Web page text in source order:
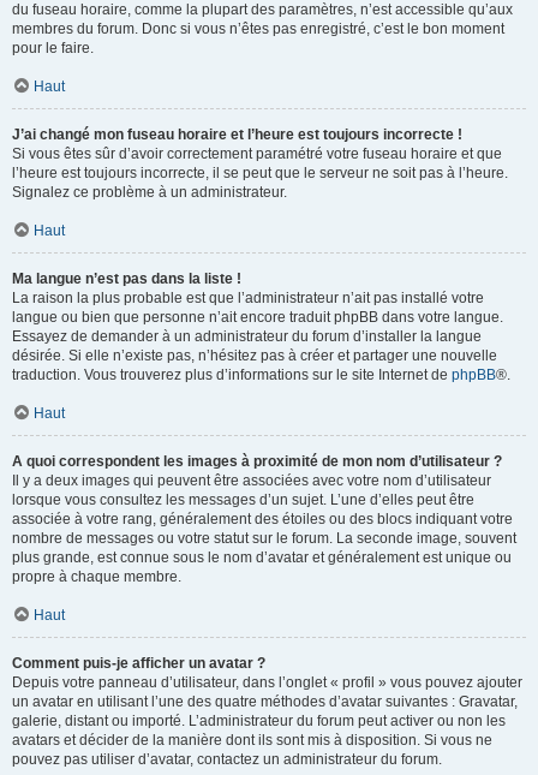
du fuseau horaire, comme la plupart des paramètres, n’est accessible qu’aux
membres du forum. Donc si vous n’êtes pas enregistré, c’est le bon moment
pour le faire.
Haut
J’ai changé mon fuseau horaire et l’heure est toujours incorrecte !
Si vous êtes sûr d’avoir correctement paramétré votre fuseau horaire et que
l’heure est toujours incorrecte, il se peut que le serveur ne soit pas à l’heure.
Signalez ce problème à un administrateur.
Haut
Ma langue n’est pas dans la liste !
La raison la plus probable est que l’administrateur n’ait pas installé votre
langue ou bien que personne n’ait encore traduit phpBB dans votre langue.
Essayez de demander à un administrateur du forum d’installer la langue
désirée. Si elle n’existe pas, n’hésitez pas à créer et partager une nouvelle
traduction. Vous trouverez plus d’informations sur le site Internet de phpBB®.
Haut
A quoi correspondent les images à proximité de mon nom d’utilisateur ?
Il y a deux images qui peuvent être associées avec votre nom d’utilisateur
lorsque vous consultez les messages d’un sujet. L’une d’elles peut être
associée à votre rang, généralement des étoiles ou des blocs indiquant votre
nombre de messages ou votre statut sur le forum. La seconde image, souvent
plus grande, est connue sous le nom d’avatar et généralement est unique ou
propre à chaque membre.
Haut
Comment puis-je afficher un avatar ?
Depuis votre panneau d’utilisateur, dans l’onglet « profil » vous pouvez ajouter
un avatar en utilisant l’une des quatre méthodes d’avatar suivantes : Gravatar,
galerie, distant ou importé. L’administrateur du forum peut activer ou non les
avatars et décider de la manière dont ils sont mis à disposition. Si vous ne
pouvez pas utiliser d’avatar, contactez un administrateur du forum.